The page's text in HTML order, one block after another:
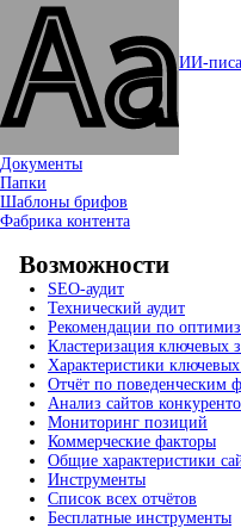
ИИ-
Документы
Папки
Шаблоны брифов
Фабрика контента
Возможности
SEO-аудит
Технический аудит
Рекомендации по
Кластеризация ключевых
Характеристики ключевых
Отчёт по поведенческим
Анализ сайтов
Мониторинг позиций
Коммерческие факторы
Общие характеристики
Инструменты
Список всех отчётов
Бесплатные инструменты